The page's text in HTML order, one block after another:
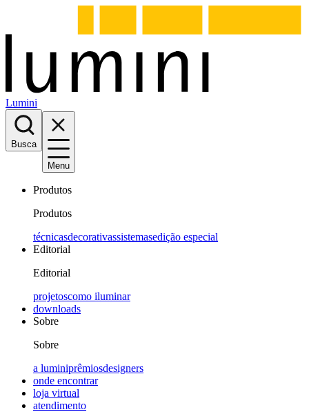
Lumini
Busca
Menu
Produtos
Produtos
técnicasdecorativassistemasedição especial
Editorial
Editorial
projetoscomo iluminar
downloads
Sobre
Sobre
a luminiprêmiosdesigners
onde encontrar
loja virtual
atendimento